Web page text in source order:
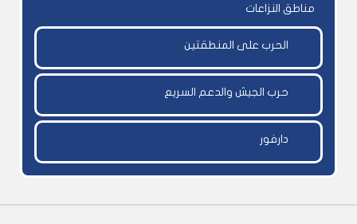
مناطق النزاعات
الحرب على المنطقتين
حرب الجيش والدعم السريع
دارفور